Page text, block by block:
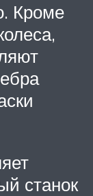
Кроме
станок